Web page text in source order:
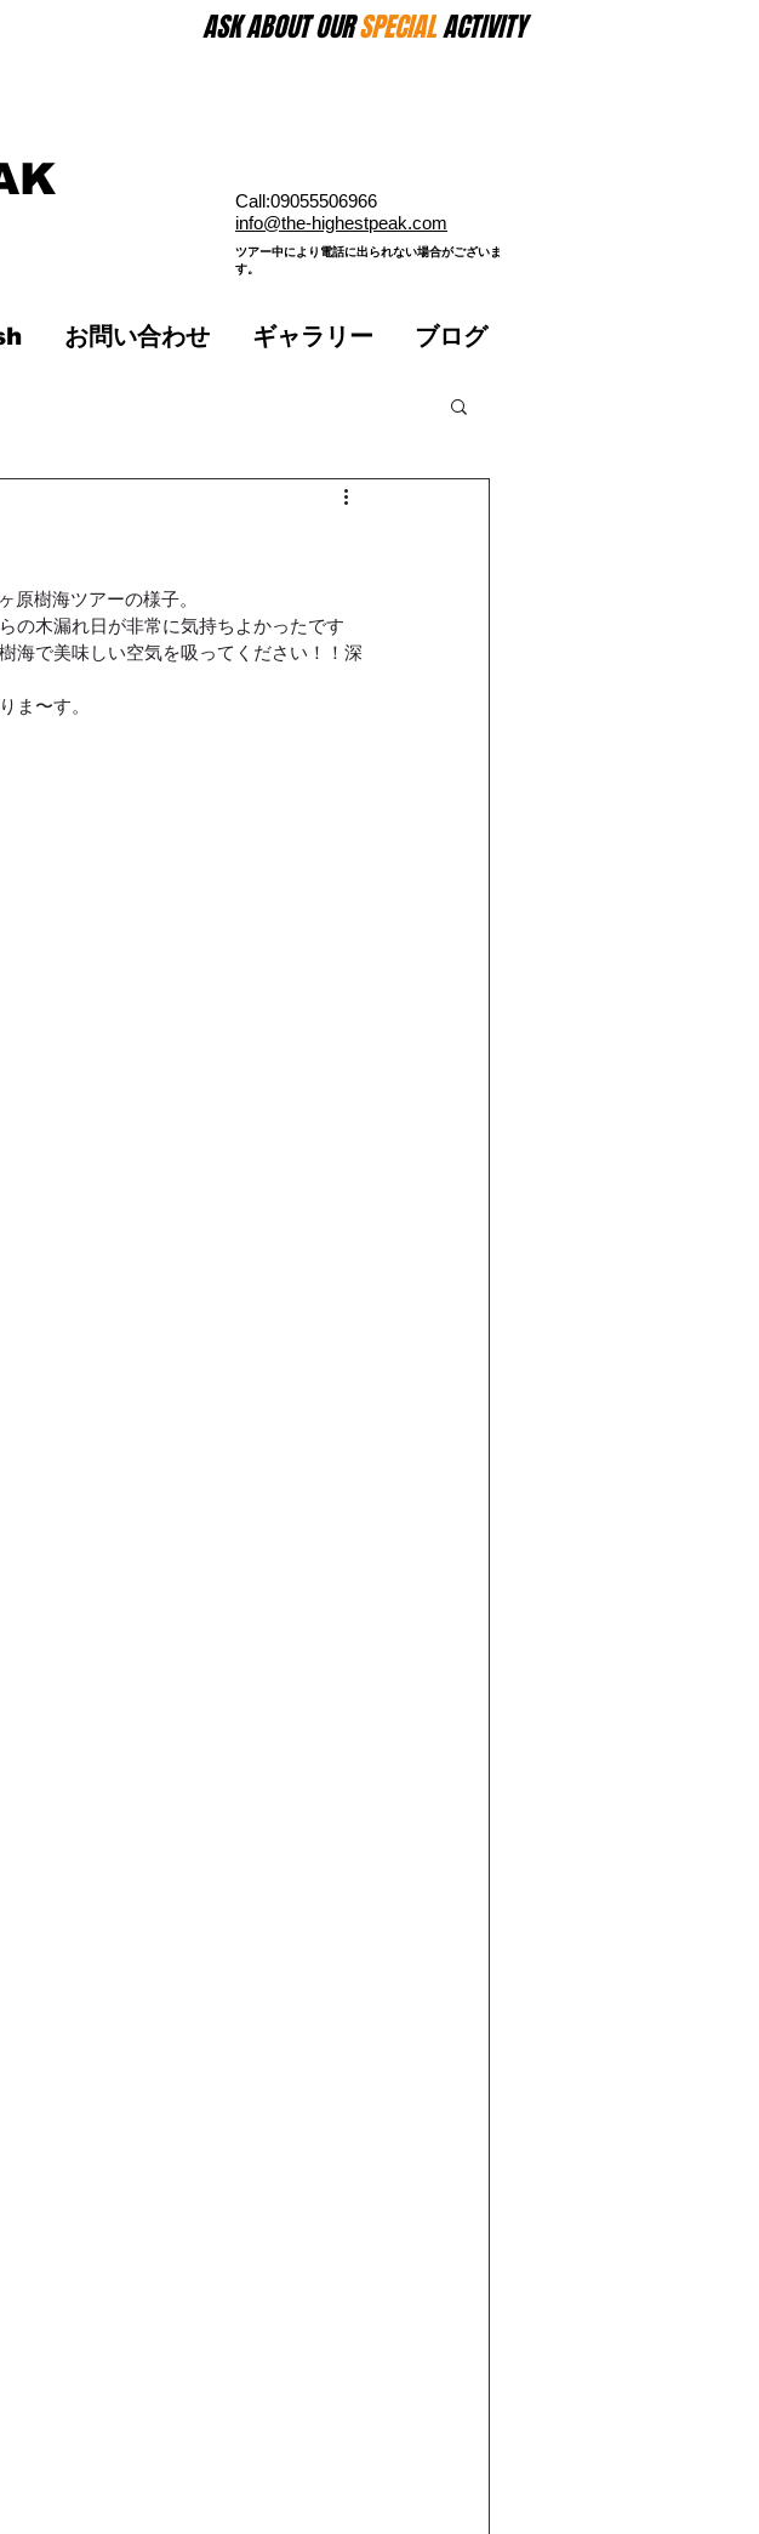
ASK ABOUT OURSPECIALACTIVITY
Call:09055506966
​info@the-highestpeak.com
​ツアー中により電話に出られない場合がございま
す。​
お問い合わせ ギャラリー ブログ
原樹海ツアーの様子。
の木漏れ日が非常に気持ちよかったです
海で美味しい空気を吸ってください！！深
ま〜す。